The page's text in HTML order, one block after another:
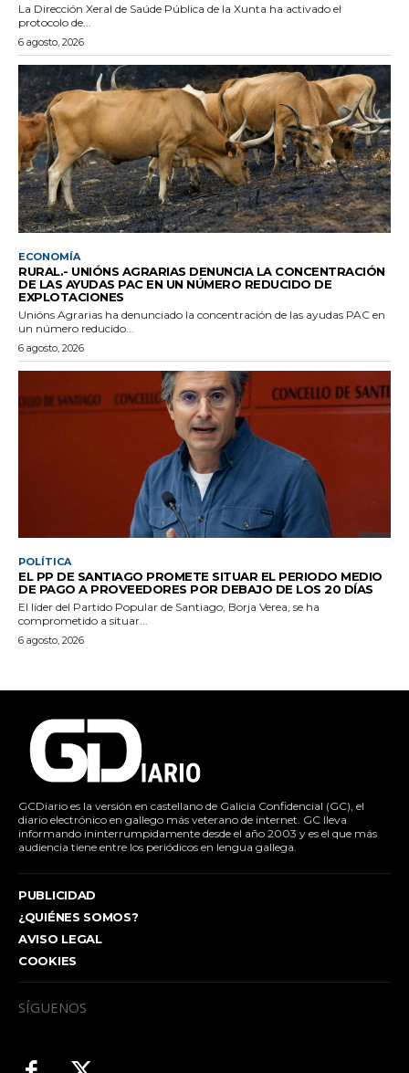
La Dirección Xeral de Saúde Pública de la Xunta ha activado el
protocolo de...
6 agosto, 2026
ECONOMÍA
RURAL.- UNIÓNS AGRARIAS DENUNCIA LA CONCENTRACIÓN
DE LAS AYUDAS PAC EN UN NÚMERO REDUCIDO DE
EXPLOTACIONES
Unións Agrarias ha denunciado la concentración de las ayudas PAC en
un número reducido...
6 agosto, 2026
POLÍTICA
EL PP DE SANTIAGO PROMETE SITUAR EL PERIODO MEDIO
DE PAGO A PROVEEDORES POR DEBAJO DE LOS 20 DÍAS
El líder del Partido Popular de Santiago, Borja Verea, se ha
comprometido a situar...
6 agosto, 2026
GCDiario es la versión en castellano de Galicia Confidencial (GC), el
diario electrónico en gallego más veterano de internet. GC lleva
informando ininterrumpidamente desde el año 2003 y es el que más
audiencia tiene entre los periódicos en lengua gallega.
PUBLICIDAD
¿QUIÉNES SOMOS?
AVISO LEGAL
COOKIES
SÍGUENOS